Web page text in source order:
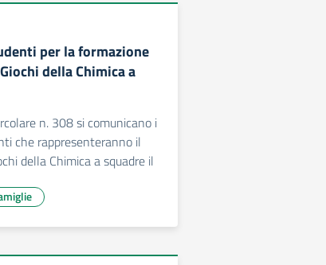
per la formazione
della Chimica a
n. 308 si comunicano i
che rappresenteranno il
della Chimica a squadre il